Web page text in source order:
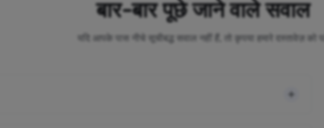
बार-बार पूछे जाने वाले सवाल
यदि आपके पास नीचे सूचीबद्ध सवाल नहीं हैं, तो कृपया हमारे दस्तावेज़ को पढ़ें